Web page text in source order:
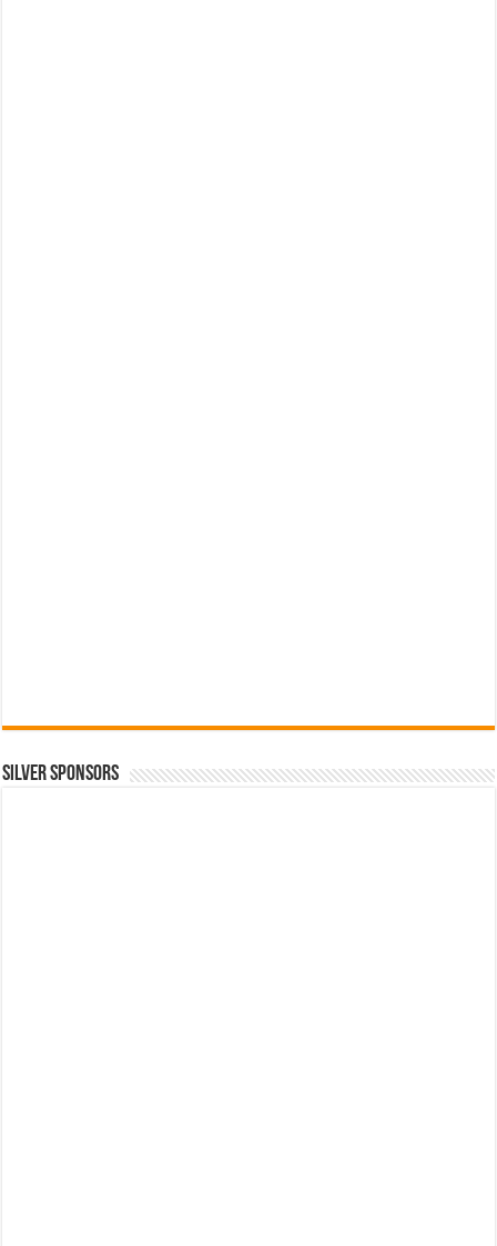
SILVER SPONSORS